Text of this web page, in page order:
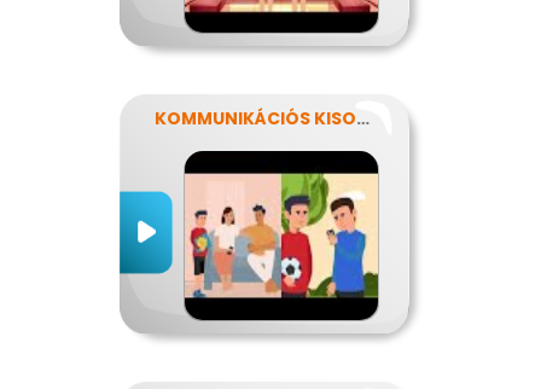
KOMMUNIKÁCIÓS KISOKOS